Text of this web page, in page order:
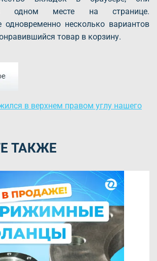
одном месте на странице.
одновременно несколько вариантов
товар в корзину.
в верхнем правом углу нашего
ТАКЖЕ